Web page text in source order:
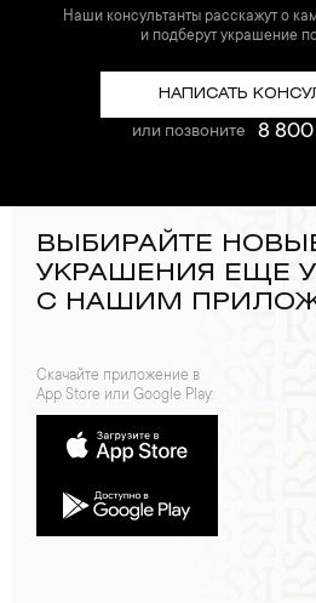
Наши консультанты расскажут о
и подберут украшение
НАПИСАТЬ
или позвоните 8 800
ВЫБИРАЙТЕ
УКРАШЕНИЯ ЕЩЕ
С НАШИМ
Скачайте приложение в
App Store или Google Play: